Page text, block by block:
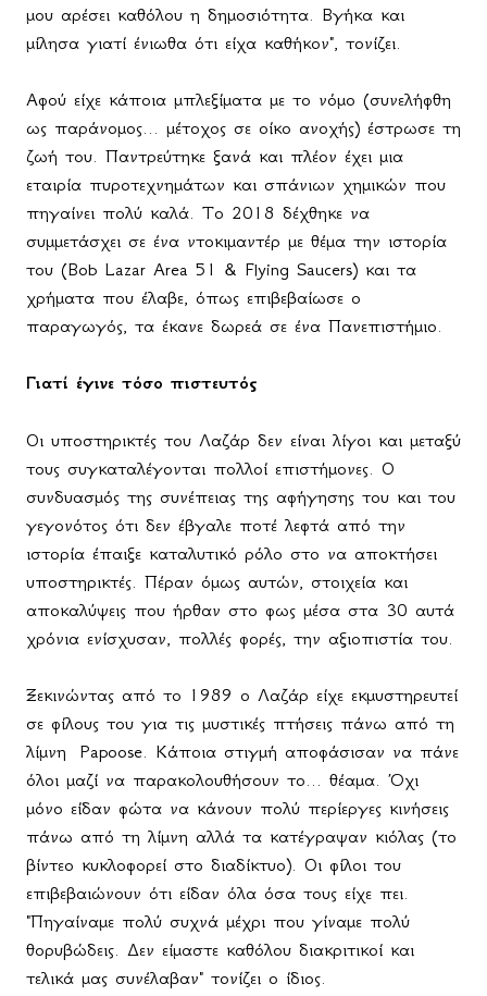
μου αρέσει καθόλου η δημοσιότητα. Βγήκα και
μίλησα γιατί ένιωθα ότι είχα καθήκον", τονίζει.
Αφού είχε κάποια μπλεξίματα με το νόμο (συνελήφθη
ως παράνομος... μέτοχος σε οίκο ανοχής) έστρωσε τη
ζωή του. Παντρεύτηκε ξανά και πλέον έχει μια
εταιρία πυροτεχνημάτων και σπάνιων χημικών που
πηγαίνει πολύ καλά. Το 2018 δέχθηκε να
συμμετάσχει σε ένα ντοκιμαντέρ με θέμα την ιστορία
του (Bob Lazar Area 51 & Flying Saucers) και τα
χρήματα που έλαβε, όπως επιβεβαίωσε ο
παραγωγός, τα έκανε δωρεά σε ένα Πανεπιστήμιο.
Γιατί έγινε τόσο πιστευτός
Οι υποστηρικτές του Λαζάρ δεν είναι λίγοι και μεταξύ
τους συγκαταλέγονται πολλοί επιστήμονες. Ο
συνδυασμός της συνέπειας της αφήγησης του και του
γεγονότος ότι δεν έβγαλε ποτέ λεφτά από την
ιστορία έπαιξε καταλυτικό ρόλο στο να αποκτήσει
υποστηρικτές. Πέραν όμως αυτών, στοιχεία και
αποκαλύψεις που ήρθαν στο φως μέσα στα 30 αυτά
χρόνια ενίσχυσαν, πολλές φορές, την αξιοπιστία του.
Ξεκινώντας από το 1989 ο Λαζάρ είχε εκμυστηρευτεί
σε φίλους του για τις μυστικές πτήσεις πάνω από τη
λίμνη
Papoose . Κάποια στιγμή αποφάσισαν να πάνε
όλοι μαζί να παρακολουθήσουν το... θέαμα. Όχι
μόνο είδαν φώτα να κάνουν πολύ περίεργες κινήσεις
πάνω από τη λίμνη αλλά τα κατέγραψαν κιόλας (το
βίντεο κυκλοφορεί στο διαδίκτυο). Οι φίλοι του
επιβεβαιώνουν ότι είδαν όλα όσα τους είχε πει.
"Πηγαίναμε πολύ συχνά μέχρι που γίναμε πολύ
θορυβώδεις. Δεν είμαστε καθόλου διακριτικοί και
τελικά μας συνέλαβαν" τονίζει ο ίδιος.